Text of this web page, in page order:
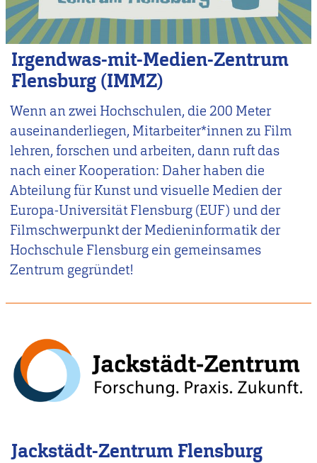
Irgendwas-mit-Medien-Zentrum
Flensburg (IMMZ)
Wenn an zwei Hochschulen, die 200 Meter
auseinanderliegen, Mitarbeiter*innen zu Film
lehren, forschen und arbeiten, dann ruft das
nach einer Kooperation: Daher haben die
Abteilung für Kunst und visuelle Medien der
Europa-Universität Flensburg (EUF) und der
Filmschwerpunkt der Medieninformatik der
Hochschule Flensburg ein gemeinsames
Zentrum gegründet!
Jackstädt-Zentrum Flensburg